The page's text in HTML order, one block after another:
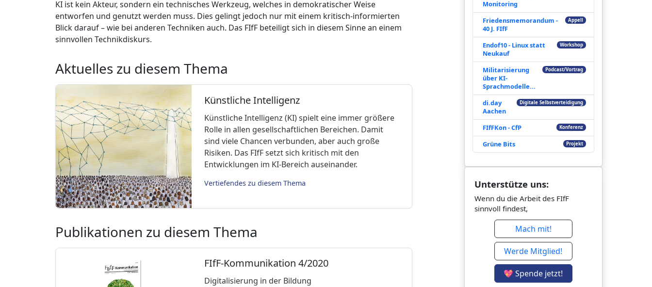
KI ist kein Akteur, sondern ein technisches Werkzeug, welches in demokratischer Weise
entworfen und genutzt werden muss. Dies gelingt jedoch nur mit einem kritisch-informierten
Blick darauf – wie bei anderen Techniken auch. Das FIfF beteiligt sich in diesem Sinne an einem
sinnvollen Technikdiskurs.
Aktuelles zu diesem Thema
Künstliche Intelligenz
Künstliche Intelligenz (KI) spielt eine immer größere
Rolle in allen gesellschaftlichen Bereichen. Damit
sind viele Chancen verbunden, aber auch große
Risiken. Das FIfF setzt sich kritisch mit den
Entwicklungen im KI-Bereich auseinander.
Vertiefendes zu diesem Thema
Publikationen zu diesem Thema
FIfF-Kommunikation 4/2020
Digitalisierung in der Bildung
Monitoring
Friedensmemorandum -
40 J. FIfF
Appell
Endof10 - Linux statt
Neukauf
Workshop
Militarisierung
über KI-
Sprachmodelle...
Podcast/Vortrag
di.day
Aachen
Digitale Selbstverteidigung
FIfFKon - CfP Konferenz
Grüne Bits Projekt
Unterstütze uns:
Wenn du die Arbeit des FIfF
sinnvoll findest,
Mach mit!
Werde Mitglied!
💖 Spende jetzt!